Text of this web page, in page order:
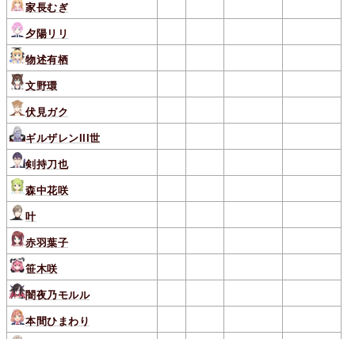
家長むぎ
夕陽リリ
物述有栖
文野環
伏見ガク
ギルザレンIII世
剣持刀也
森中花咲
叶
赤羽葉子
笹木咲
闇夜乃モルル
本間ひまわり